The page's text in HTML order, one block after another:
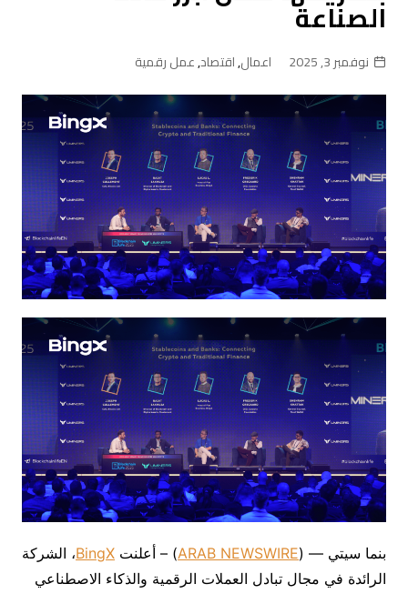
الصناعة
نوفمبر 3, 2025 اعمال,اقتصاد,عمل رقمية
بنما سيتي — (ARAB NEWSWIRE) – أعلنت BingX، الشركة
الرائدة في مجال تبادل العملات الرقمية والذكاء الاصطناعي